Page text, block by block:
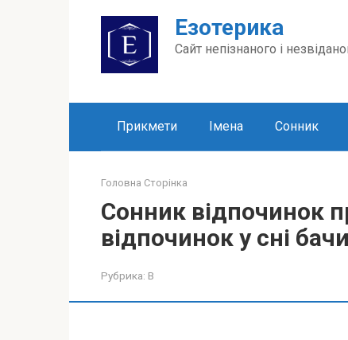
Езотерика
Сайт непізнаного і
Прикмети Імена Сонник
Головна Сторінка
Сонник відпочинок
відпочинок у сні
Рубрика: В